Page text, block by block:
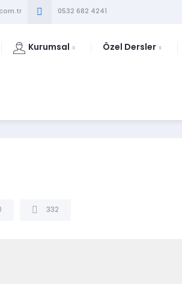
0532 682 4241
Kurumsal Özel Dersler
332